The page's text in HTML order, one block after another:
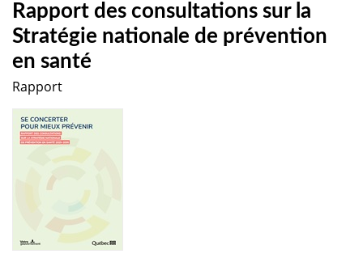
Rapport des consultations sur la
Stratégie nationale de prévention
en santé
Rapport